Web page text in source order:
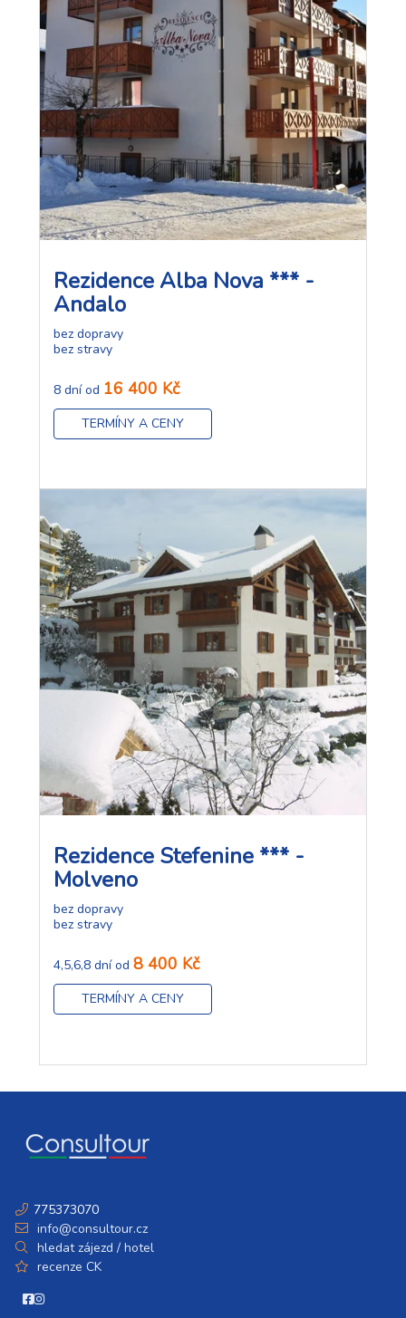
Rezidence Alba Nova *** -
Andalo
bez dopravy
bez stravy
8 dní od 16 400 Kč
TERMÍNY A CENY
Rezidence Stefenine *** -
Molveno
bez dopravy
bez stravy
4,5,6,8 dní od 8 400 Kč
TERMÍNY A CENY
775373070
info@consultour.cz
hledat zájezd / hotel
recenze CK